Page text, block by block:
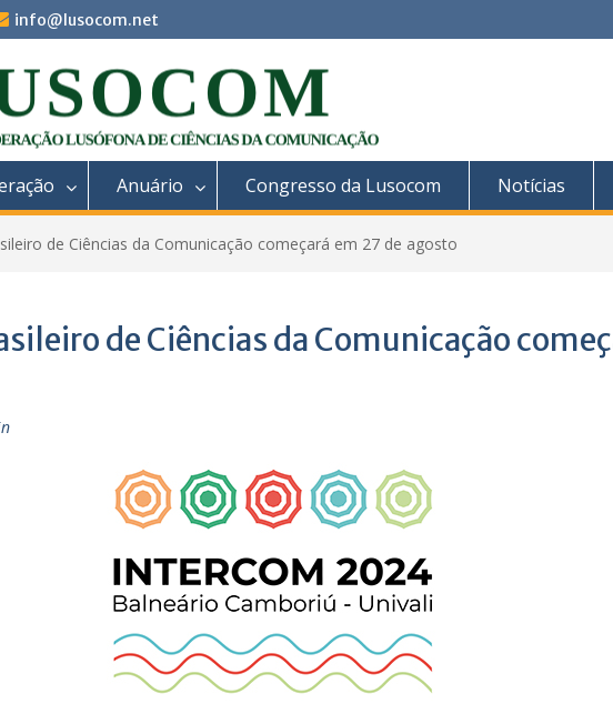
info@lusocom.net
Anuário Congresso da Lusocom Notícias
de Ciências da Comunicação começará em 27 de agosto
de Ciências da Comunicação